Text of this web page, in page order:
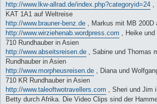
http://www.lkw-allrad.de/index.php?categoryid=24 ,
KAT 1A1 auf Weltreise
http://www.brauner-benz.de , Markus mit MB 200D
http://www.wirziehenab.wordpress.com , Heike
710 Rundhauber in Asien
http://www.abseitsreisen.de , Sabine und Thomas
Rundhauber in Asien
http://www.morpheusreisen.de , Diana und
710 KR Rundhauber in Asien
http://www.taleoftwotravellers.com , Sheri und Jim
Betty durch Afrika. Die Video Clips sind der